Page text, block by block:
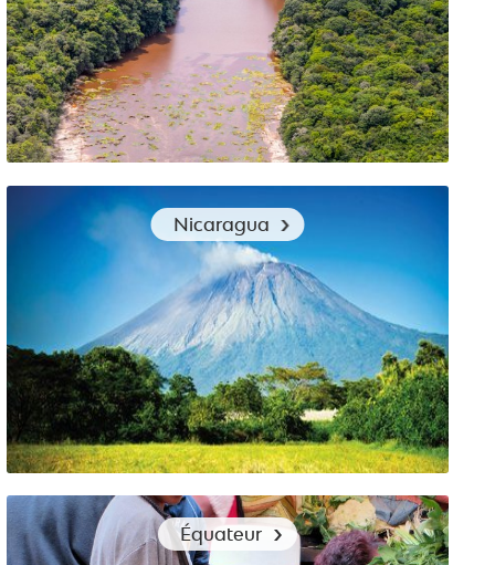
Les bons vêtements de voyage pour découvrir la
Nicaragua
Conseils vestimentaires pour un voyage au Nicaragua
Équateur